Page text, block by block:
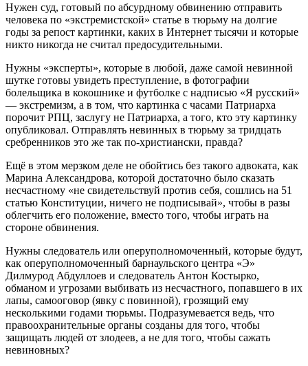
Нужен суд, готовый по абсурдному обвинению отправить
человека по «экстремистской» статье в тюрьму на долгие
годы за репост картинки, каких в Интернет тысячи и которые
никто никогда не считал предосудительными.
Нужны «эксперты», которые в любой, даже самой невинной
шутке готовы увидеть преступление, в фотографии
болельщика в кокошнике и футболке с надписью «Я русский»
— экстремизм, а в том, что картинка с часами Патриарха
порочит РПЦ, заслугу не Патриарха, а того, кто эту картинку
опубликовал. Отправлять невинных в тюрьму за тридцать
сребренников это же так по-христиански, правда?
Ещё в этом мерзком деле не обойтись без такого адвоката, как
Марина Александрова, которой достаточно было сказать
несчастному «не свидетельствуй против себя, сошлись на 51
статью Конституции, ничего не подписывай», чтобы в разы
облегчить его положение, вместо того, чтобы играть на
стороне обвинения.
Нужны следователь или оперуполномоченный, которые будут,
как оперуполномоченный барнаульского центра «Э»
Дилмурод Абдуллоев и следователь Антон Костырко,
обманом и угрозами выбивать из несчастного, попавшего в их
лапы, самооговор (явку с повинной), грозящий ему
несколькими годами тюрьмы. Подразумевается ведь, что
правоохранительные органы созданы для того, чтобы
защищать людей от злодеев, а не для того, чтобы сажать
невиновных?